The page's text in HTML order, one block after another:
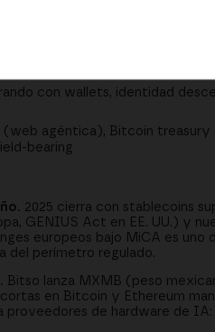
Arbitrum
con wallets, identidad
(web agéntica), Bitcoin treasury
bearing
2025 cierra con stablecoins
GENIUS Act en EE. UU.) y
europeos bajo MiCA es
del perímetro regulado.
Bitso lanza MXMB (peso
en Bitcoin y Ethereum
de hardware de IA: